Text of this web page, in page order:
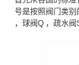
号是按照阀门类
，球阀Q ，疏水阀